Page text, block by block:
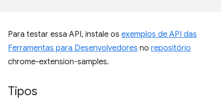
Para testar essa API, instale os exemplos de API das
Ferramentas para Desenvolvedores no repositório
chrome-extension-samples.
Tipos